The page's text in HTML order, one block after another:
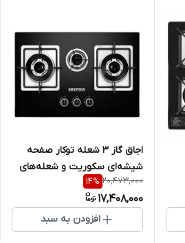
اجاق گاز 3 شعله توکار صفحه
شیشه‌ای سکوریت و شعله‌های
Sabaf کم‌مصرف مدل
KNGC6433 برند Krypton
20,473,000
14%
17,408,000
افزودن به سبد